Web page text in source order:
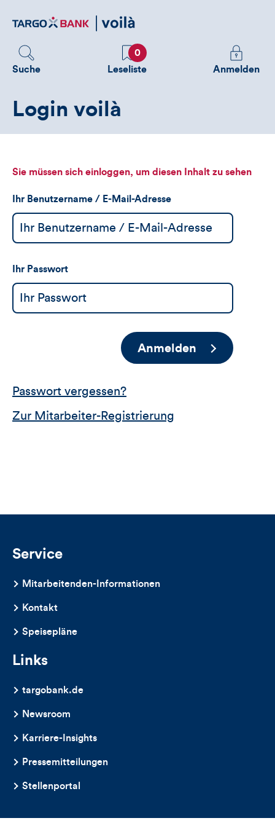
zum
Suche
Favoriten
0
Leseliste
Melden
Sie
sehen
Anmelden
Login voilà
Sie müssen sich einloggen, um diesen Inhalt zu sehen
Ihr Benutzername / E-Mail-Adresse
Ihr Passwort
Anmelden
Passwort vergessen?
Zur Mitarbeiter-Registrierung
Service
Mitarbeitenden-Informationen
Kontakt
Speisepläne
Links
targobank.de
Newsroom
Karriere-Insights
Pressemitteilungen
Stellenportal